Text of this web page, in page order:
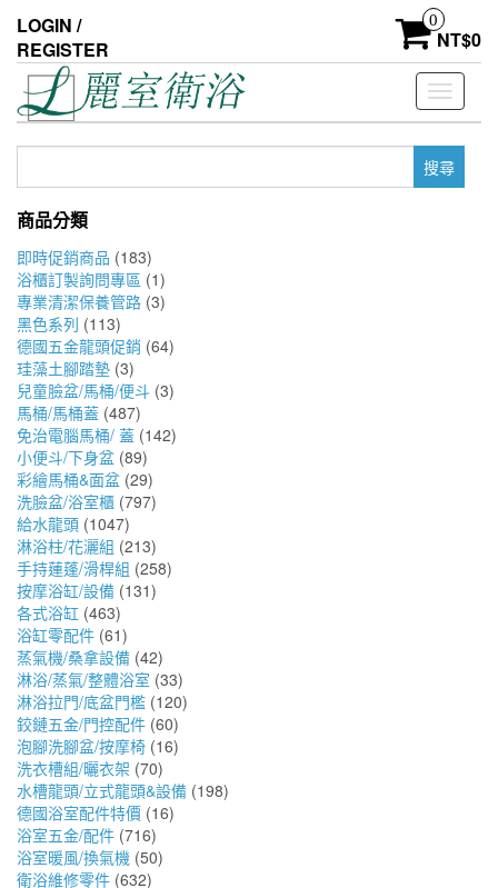
the
content
LOGIN /
REGISTER
0
NT$0
Toggle
鍵
商品分類
即時促銷商品 (183)
浴櫃訂製詢問專區 (1)
專業清潔保養管路 (3)
黑色系列 (113)
德國五金龍頭促銷 (64)
珪藻土腳踏墊 (3)
兒童臉盆/馬桶/便斗 (3)
馬桶/馬桶蓋 (487)
免治電腦馬桶/ 蓋 (142)
小便斗/下身盆 (89)
彩繪馬桶&面盆 (29)
洗臉盆/浴室櫃 (797)
給水龍頭 (1047)
淋浴柱/花灑組 (213)
手持蓮蓬/滑桿組 (258)
按摩浴缸/設備 (131)
各式浴缸 (463)
浴缸零配件 (61)
蒸氣機/桑拿設備 (42)
淋浴/蒸氣/整體浴室 (33)
淋浴拉門/底盆門檻 (120)
鉸鏈五金/門控配件 (60)
泡腳洗腳盆/按摩椅 (16)
洗衣槽組/曬衣架 (70)
水槽龍頭/立式龍頭&設備 (198)
德國浴室配件特價 (16)
浴室五金/配件 (716)
浴室暖風/換氣機 (50)
衛浴維修零件 (632)